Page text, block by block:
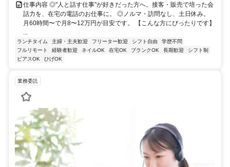
仕事内容 ◎"人と話す仕事"が好きだった方へ。接客・販売で培った会
話力を、在宅の電話のお仕事に。 ◎ノルマ・訪問なし、土日休み。
月60時間〜で月8〜12万円が目安です。 【こんな方にぴったりです】
...
ランチタイム 主婦・主夫歓迎 フリーター歓迎 シフト自由
学歴不問
フルリモート
経験者歓迎 ネイルOK 在宅OK ブランクOK 長期歓迎
シフト制
ピアスOK
ひげOK
業務委託